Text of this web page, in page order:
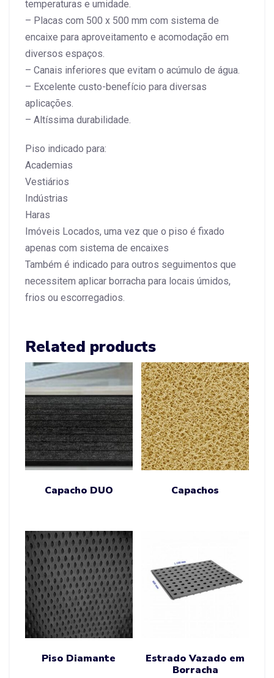
temperaturas e umidade.
– Placas com 500 x 500 mm com sistema de
encaixe para aproveitamento e acomodação em
diversos espaços.
– Canais inferiores que evitam o acúmulo de água.
– Excelente custo-benefício para diversas
aplicações.
– Altíssima durabilidade.
Piso indicado para:
Academias
Vestiários
Indústrias
Haras
Imóveis Locados, uma vez que o piso é fixado
apenas com sistema de encaixes
Também é indicado para outros seguimentos que
necessitem aplicar borracha para locais úmidos,
frios ou escorregadios.
Related products
Capacho DUO Capachos
Piso Diamante
Estrado Vazado em
Borracha